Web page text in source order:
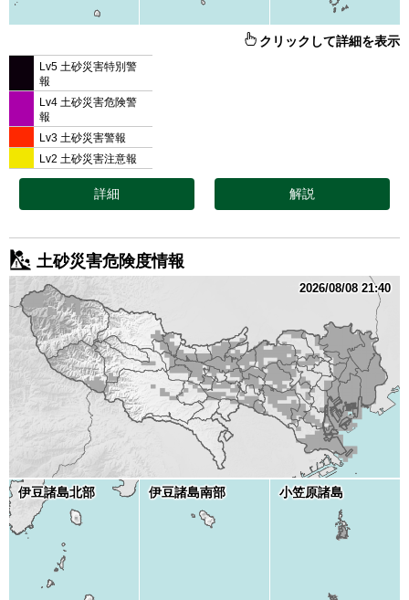
クリックして詳細を表示
Lv5 土砂災害特別警
報
Lv4 土砂災害危険警
報
Lv3 土砂災害警報
Lv2 土砂災害注意報
詳細 解説
土砂災害危険度情報
2026/08/08 21:40
伊豆諸島北部 伊豆諸島南部 小笠原諸島